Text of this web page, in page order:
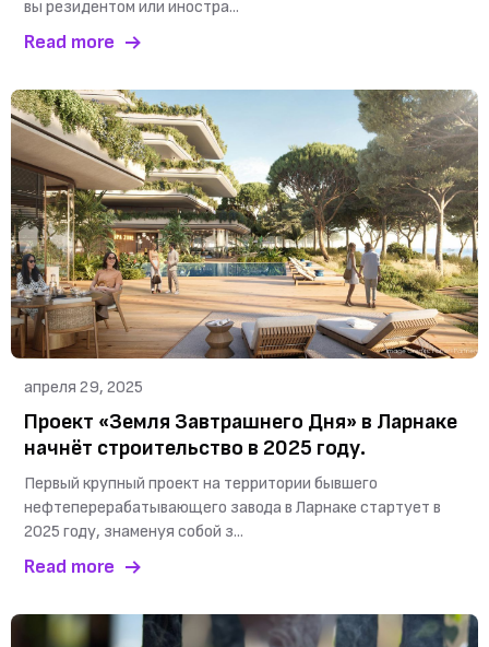
вы резидентом или иностра...
Read more
апреля 29, 2025
Проект «Земля Завтрашнего Дня» в Ларнаке
начнёт строительство в 2025 году.
Первый крупный проект на территории бывшего
нефтеперерабатывающего завода в Ларнаке стартует в
2025 году, знаменуя собой з...
Read more